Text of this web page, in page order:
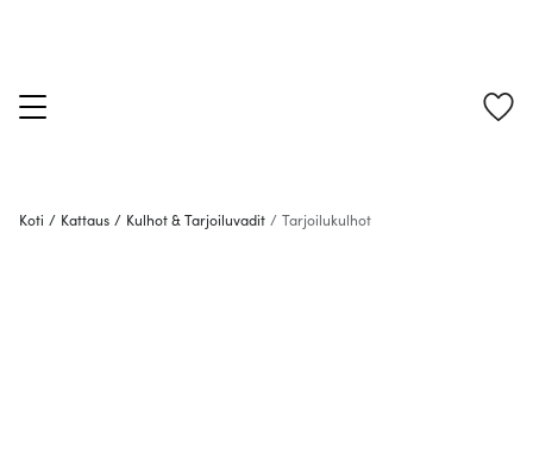
Koti / Kattaus / Kulhot & Tarjoiluvadit / Tarjoilukulhot